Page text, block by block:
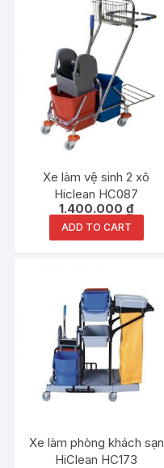
Xe làm vệ sinh 2 xô
Hiclean HC087
1.400.000₫
ADD TO CART
Xe làm phòng khách sạn
HiClean HC173